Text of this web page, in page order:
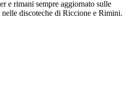
e rimani sempre aggiornato sulle
discoteche di Riccione e Rimini.